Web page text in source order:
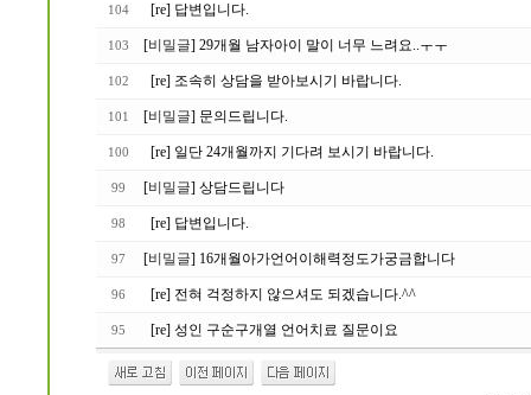
104 [re] 답변입니다.
103 [비밀글] 29개월 남자아이 말이 너무 느려요..ㅜㅜ
102 [re] 조속히 상담을 받아보시기 바랍니다.
101 [비밀글] 문의드립니다.
100 [re] 일단 24개월까지 기다려 보시기 바랍니다.
99 [비밀글] 상담드립니다
98 [re] 답변입니다.
97 [비밀글] 16개월아가언어이해력정도가궁금합니다
96 [re] 전혀 걱정하지 않으셔도 되겠습니다.^^
95 [re] 성인 구순구개열 언어치료 질문이요